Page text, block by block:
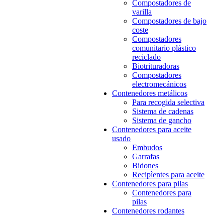
Compostadores de
varilla
Compostadores de bajo
coste
Compostadores
comunitario plástico
reciclado
Biotrituradoras
Compostadores
electromecánicos
Contenedores metálicos
Para recogida selectiva
Sistema de cadenas
Sistema de gancho
Contenedores para aceite
usado
Embudos
Garrafas
Bidones
Recipìentes para aceite
Contenedores para pilas
Contenedores para
pilas
Contenedores rodantes